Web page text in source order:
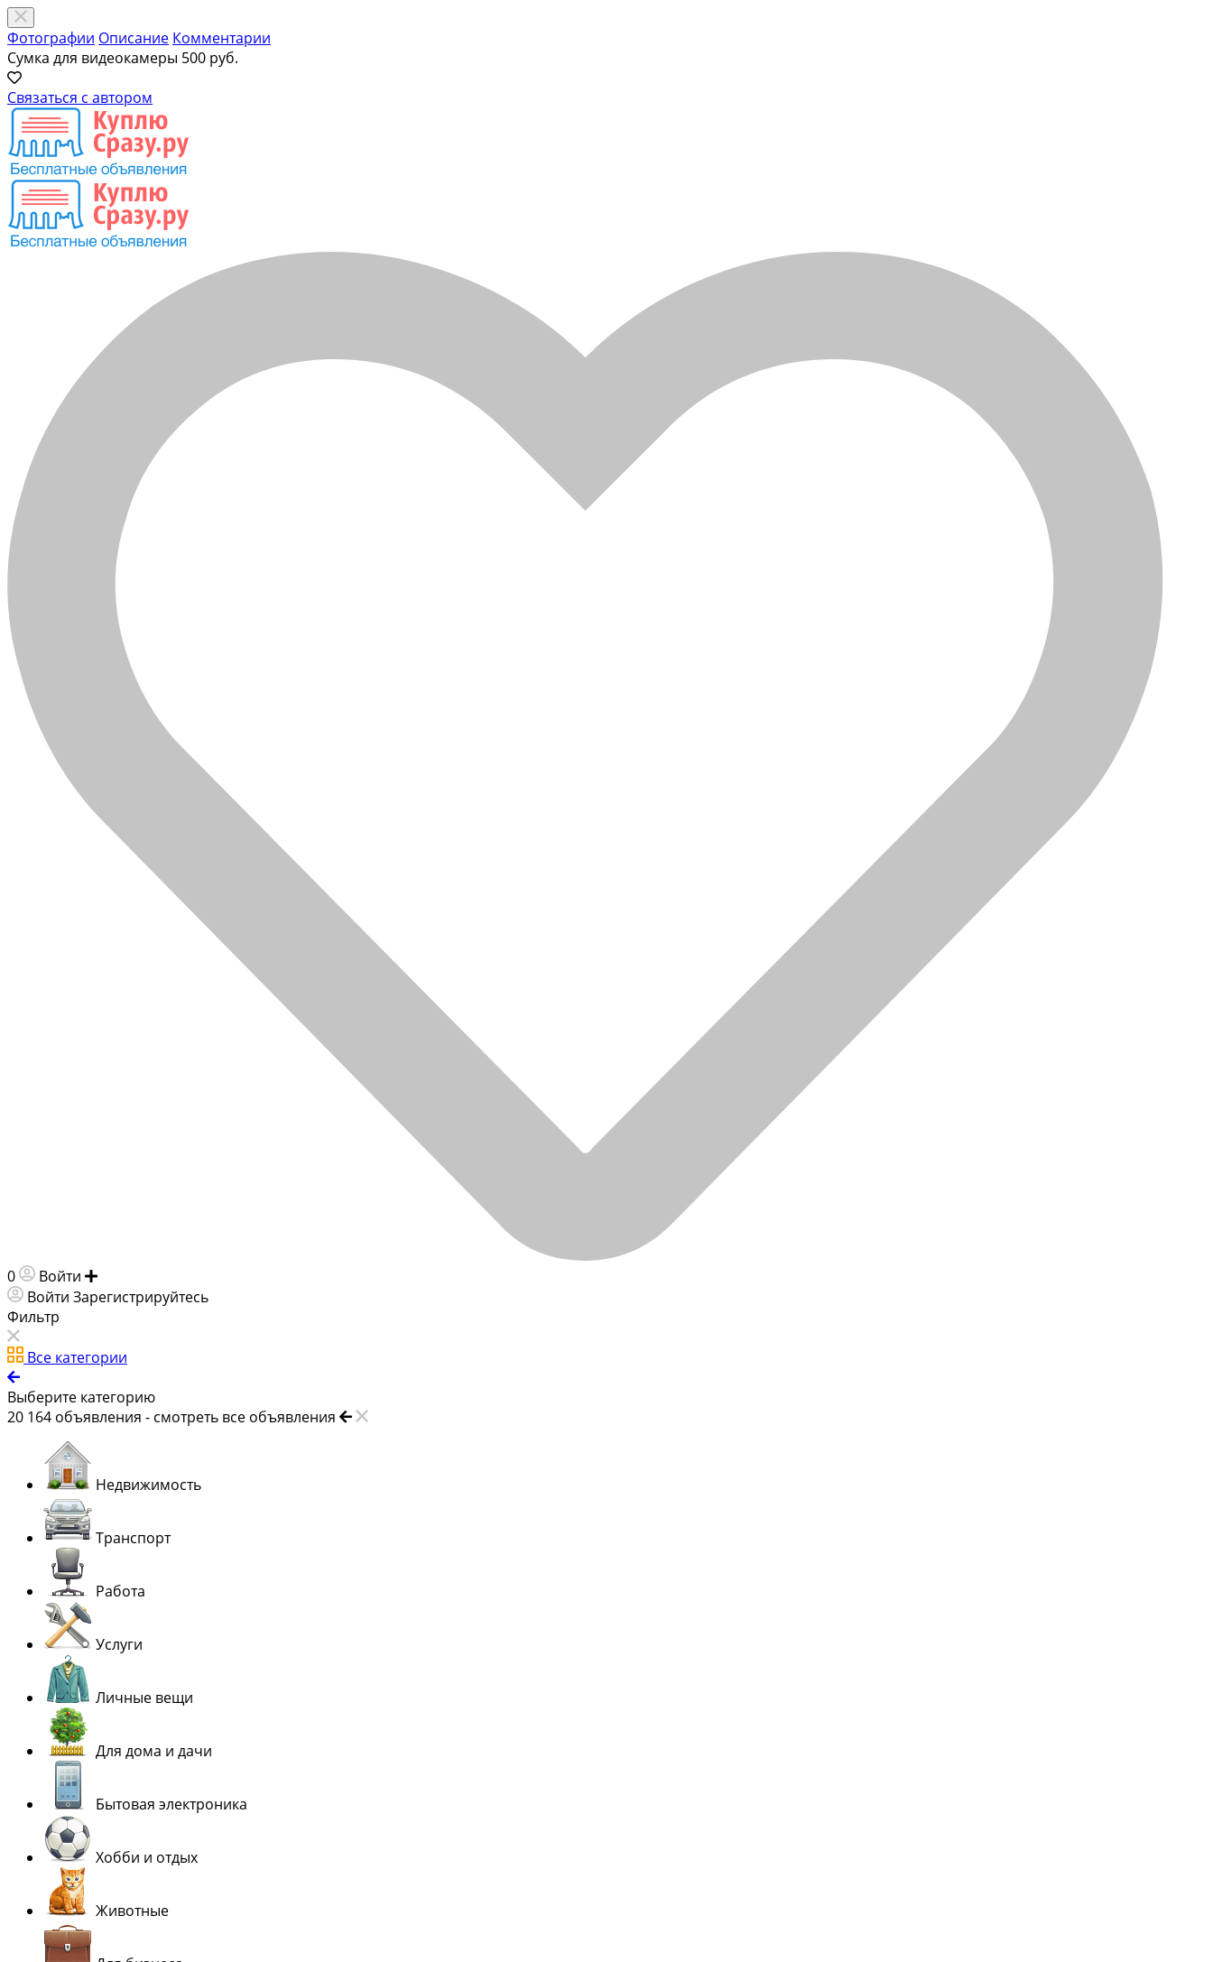
Фотографии Описание Комментарии
Сумка для видеокамеры 500 руб.
Связаться с автором
0 Войти
Войти Зарегистрируйтесь
Фильтр
Все категории
Выберите категорию
20 164 объявления - смотреть все объявления
Недвижимость
Транспорт
Работа
Услуги
Личные вещи
Для дома и дачи
Бытовая электроника
Хобби и отдых
Животные